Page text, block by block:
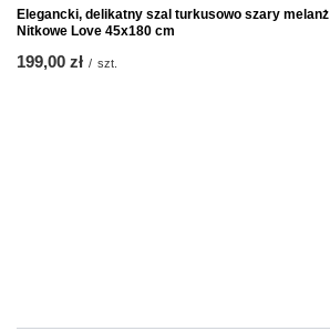
Elegancki, delikatny szal turkusowo szary melanż
Nitkowe Love 45x180 cm
199,00 zł / szt.